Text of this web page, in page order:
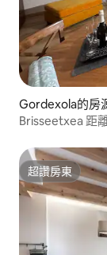
Gordexola的房
超讚房東
超讚房東